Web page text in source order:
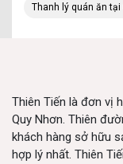
Thanh lý quán ăn tại
Thiên Tiến là đơn vị
Quy Nhơn. Thiên
khách hàng sở hữu
hợp lý nhất. Thiên